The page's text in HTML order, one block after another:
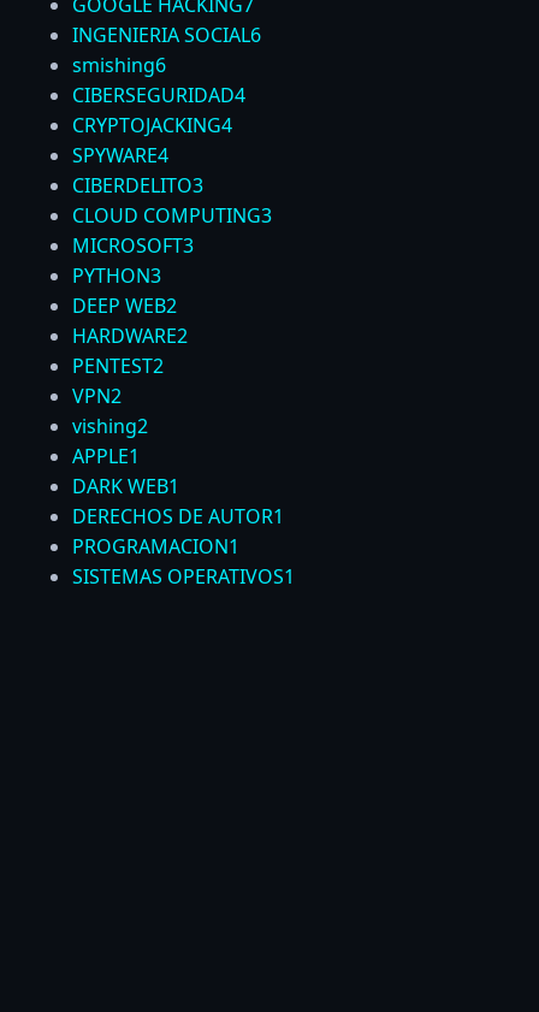
INGENIERIA SOCIAL6
smishing6
CIBERSEGURIDAD4
CRYPTOJACKING4
SPYWARE4
CIBERDELITO3
CLOUD COMPUTING3
MICROSOFT3
PYTHON3
DEEP WEB2
HARDWARE2
PENTEST2
VPN2
vishing2
APPLE1
DARK WEB1
DERECHOS DE AUTOR1
PROGRAMACION1
SISTEMAS OPERATIVOS1